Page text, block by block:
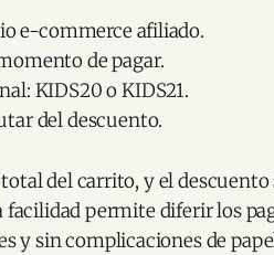
e-commerce afiliado.
de pagar.
KIDS20 o KIDS21.
del descuento.
del carrito, y el descuento
facilidad permite diferir los
y sin complicaciones de